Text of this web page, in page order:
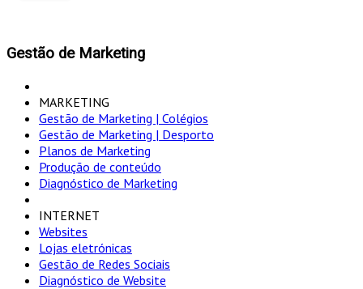
Gestão de Marketing
MARKETING
Gestão de Marketing | Colégios
Gestão de Marketing | Desporto
Planos de Marketing
Produção de conteúdo
Diagnóstico de Marketing
INTERNET
Websites
Lojas eletrónicas
Gestão de Redes Sociais
Diagnóstico de Website